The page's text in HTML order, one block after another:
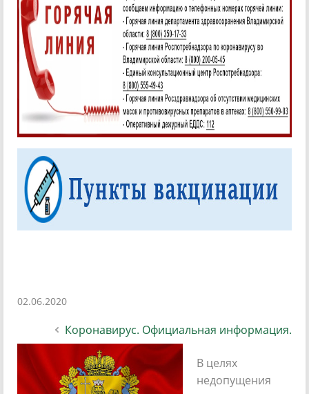
02.06.2020
Коронавирус. Официальная информация.
В целях
недопущения